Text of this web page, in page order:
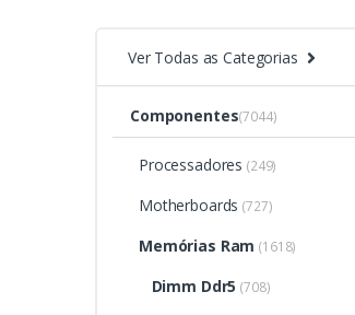
Ver Todas as Categorias
Componentes(7044)
Processadores (249)
Motherboards (727)
Memórias Ram (1618)
Dimm Ddr5 (708)